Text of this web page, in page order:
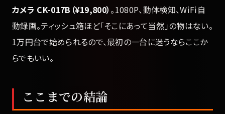
カメラ CK-017B（¥19,800） 。1080P、動体検知、WiFi自
動録画。ティッシュ箱ほど「そこにあって当然」の物はない。
1万円台で始められるので、最初の一台に迷うならここか
らでもいい。
ここまでの結論